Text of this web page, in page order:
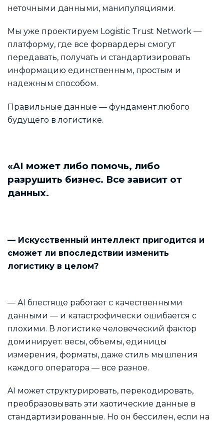
неточными данными, манипуляциями.
Мы уже проектируем Logistic Trust Network —
платформу, где все форвардеры смогут
передавать, получать и стандартизировать
информацию единственным, простым и
надежным способом.
Правильные данные — фундамент любого
будущего в логистике.
«AI может либо помочь, либо
разрушить бизнес. Все зависит от
данных.
— Искусственный интеллект пригодится и
сможет ли впоследствии изменить
логистику в целом?
— AI блестяще работает с качественными
данными — и катастрофически ошибается с
плохими. В логистике человеческий фактор
доминирует: весы, объемы, единицы
измерения, форматы, даже стиль мышления
каждого оператора — все разное.
AI может структурировать, перекодировать,
преобразовывать эти хаотические данные в
стандартизированные. Но он бессилен, если на